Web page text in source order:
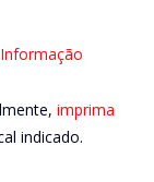
imprima
indicado.